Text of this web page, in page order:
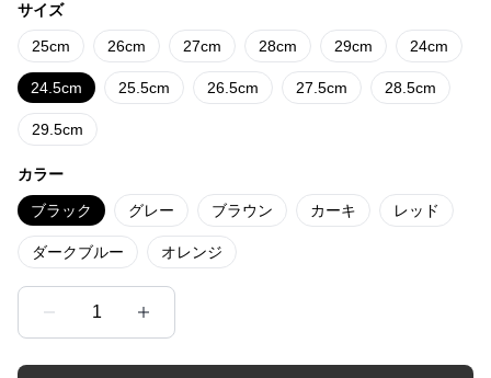
サイズ
25cm 26cm 27cm 28cm 29cm 24cm
24.5cm 25.5cm 26.5cm 27.5cm 28.5cm
29.5cm
カラー
ブラック グレー ブラウン カーキ レッド
ダークブルー オレンジ
1